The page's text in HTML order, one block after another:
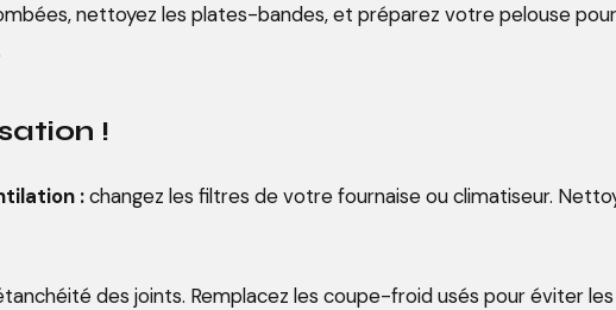
nettoyez les plates-bandes, et préparez votre pelouse
!
:changez les filtres de votre fournaise ou climatiseur.
des joints. Remplacez les coupe-froid usés pour éviter